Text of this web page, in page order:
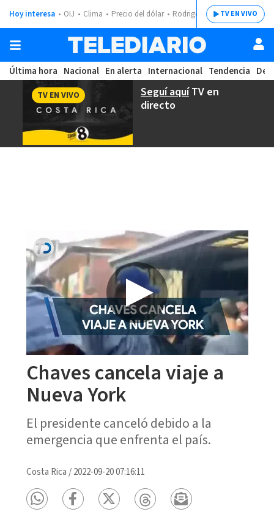
Hoy interesa OIJ Clima Precio del dólar Rodrigo ChavesTV EN VIVO
Última hora Nacional En alerta Internacional Tendencia
Seguí aquíTV en
directo
TV EN VIVO
Chaves cancela viaje a
Nueva York
El presidente canceló debido a la
emergencia que enfrenta el país.
Costa Rica /2022-09-20 07:16:11